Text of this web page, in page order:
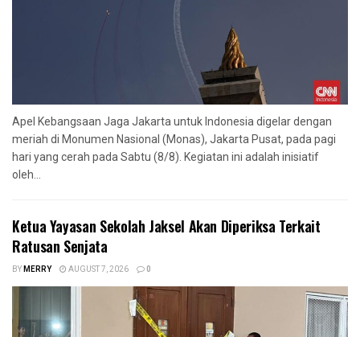
Apel Kebangsaan Jaga Jakarta untuk Indonesia digelar dengan
meriah di Monumen Nasional (Monas), Jakarta Pusat, pada pagi
hari yang cerah pada Sabtu (8/8). Kegiatan ini adalah inisiatif
oleh...
Ketua Yayasan Sekolah Jaksel Akan Diperiksa Terkait
Ratusan Senjata
BYMERRY AUGUST 7, 2026 0